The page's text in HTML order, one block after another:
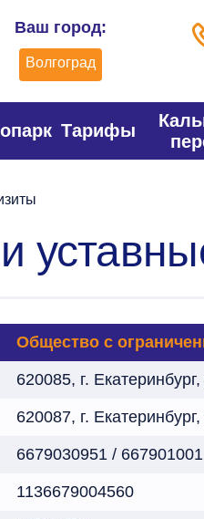
Ваш город:
Волгоград
Тарифы
Общество с
620085, г.
620087, г.
6679030951 / 667901001
1136679004560